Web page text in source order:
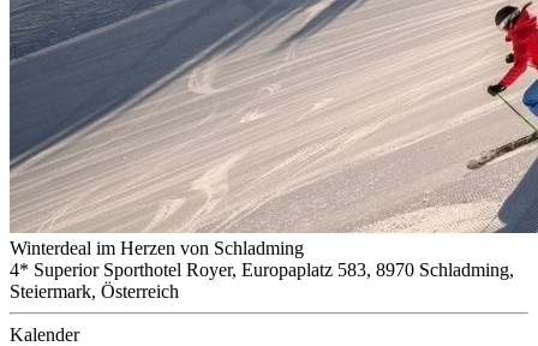
Winterdeal im Herzen von Schladming
4* Superior Sporthotel Royer, Europaplatz 583, 8970 Schladming,
Steiermark, Österreich
Kalender